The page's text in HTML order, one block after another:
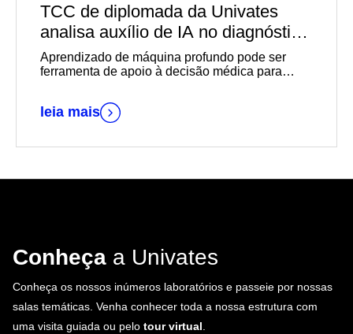
TCC de diplomada da Univates
analisa auxílio de IA no diagnóstico
de câncer de mama
Aprendizado de máquina profundo pode ser
ferramenta de apoio à decisão médica para
leia mais
Conheça a Univates
Conheça os nossos inúmeros laboratórios e passeie por nossas
salas temáticas. Venha conhecer toda a nossa estrutura com
uma visita guiada ou pelo tour virtual